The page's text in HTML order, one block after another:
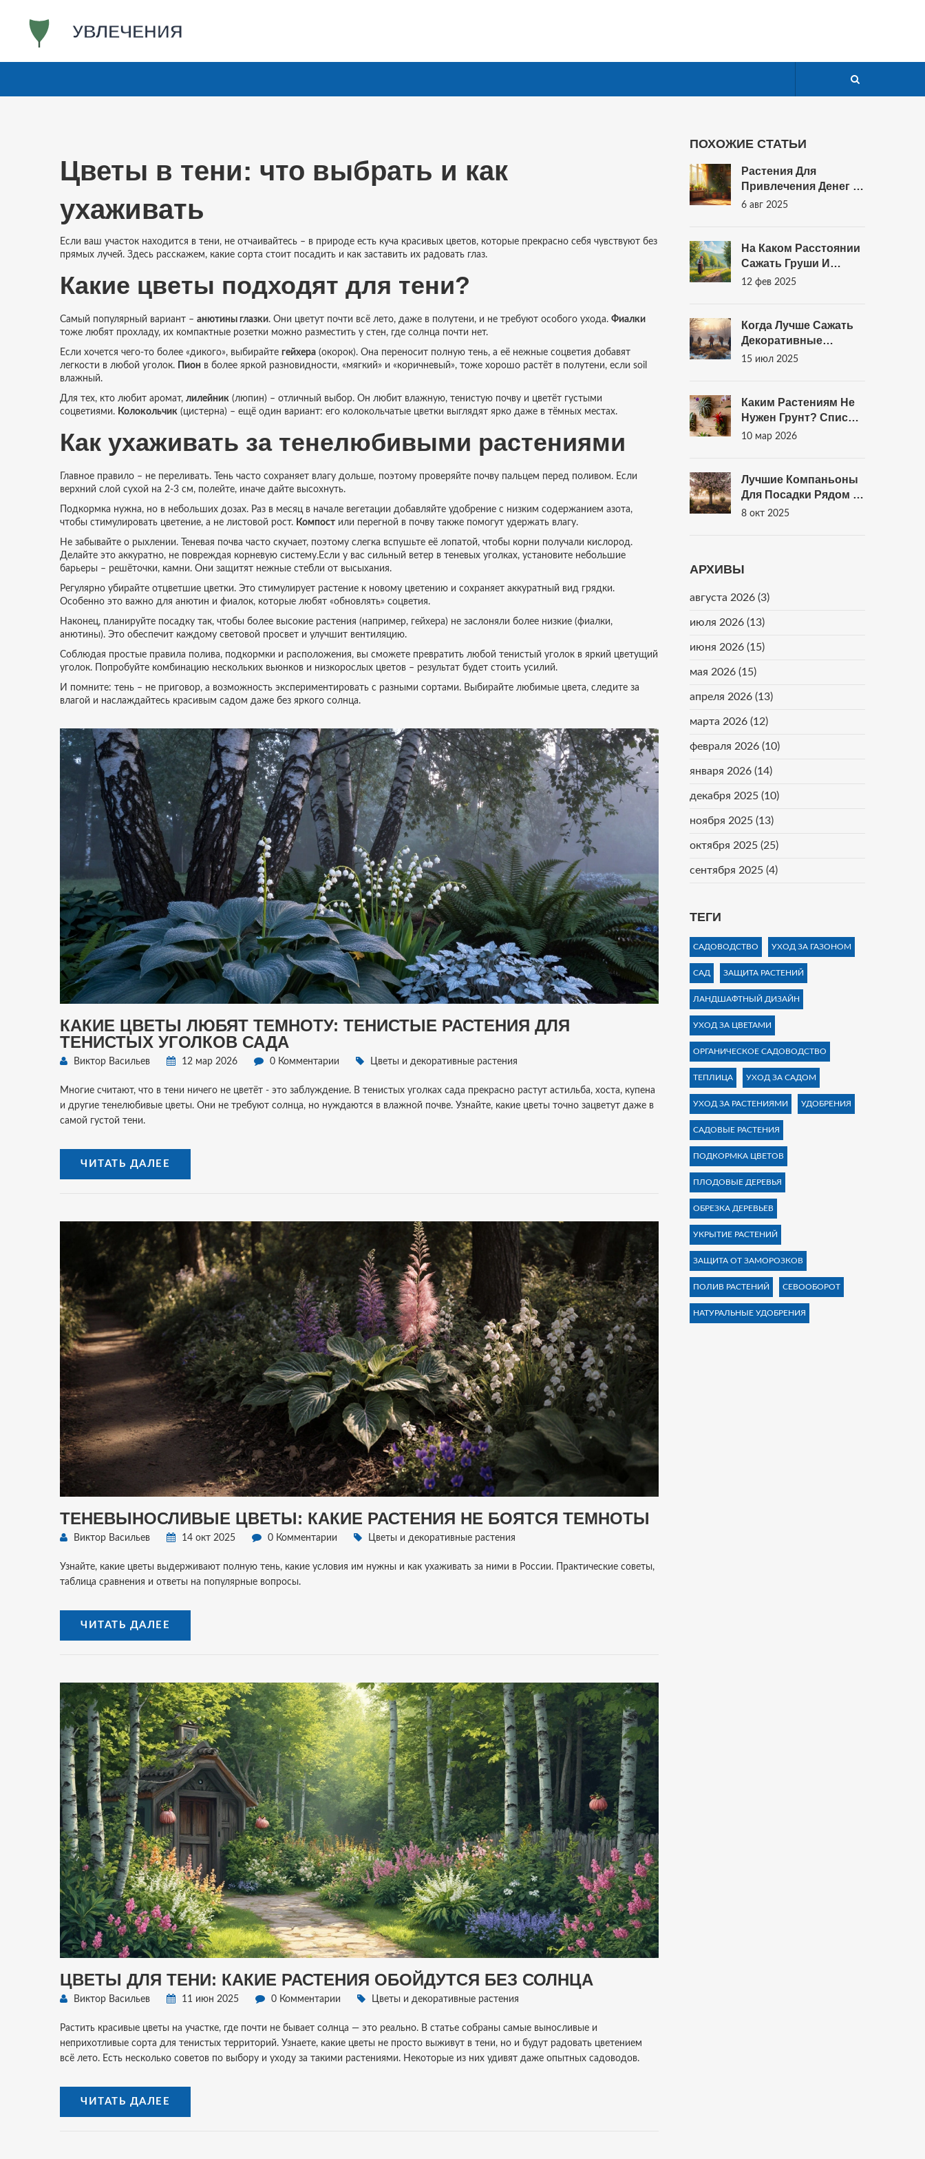
Цветы в тени: что выбрать и как
ухаживать
Если ваш участок находится в тени, не отчаивайтесь – в природе есть куча красивых цветов, которые прекрасно себя чувствуют без
прямых лучей. Здесь расскажем, какие сорта стоит посадить и как заставить их радовать глаз.
Какие цветы подходят для тени?
Самый популярный вариант – анютины глазки. Они цветут почти всё лето, даже в полутени, и не требуют особого ухода. Фиалки
тоже любят прохладу, их компактные розетки можно разместить у стен, где солнца почти нет.
Если хочется чего‑то более «дикого», выбирайте гейхера (окорок). Она переносит полную тень, а её нежные соцветия добавят
легкости в любой уголок.
Пион в более яркой разновидности, «мягкий» и «коричневый», тоже хорошо растёт в полутени, если soil
влажный.
Для тех, кто любит аромат, лилейник (люпин) – отличный выбор. Он любит влажную, тенистую почву и цветёт густыми
соцветиями. Колокольчик (цистерна) – ещё один вариант: его колокольчатые цветки выглядят ярко даже в тёмных местах.
Как ухаживать за тенелюбивыми растениями
Главное правило – не переливать. Тень часто сохраняет влагу дольше, поэтому проверяйте почву пальцем перед поливом. Если
верхний слой сухой на 2‑3 см, полейте, иначе дайте высохнуть.
Подкормка нужна, но в небольших дозах. Раз в месяц в начале вегетации добавляйте удобрение с низким содержанием азота,
чтобы стимулировать цветение, а не листовой рост. Компост или перегной в почву также помогут удержать влагу.
Не забывайте о рыхлении. Теневая почва часто скучает, поэтому слегка вспушьте её лопатой, чтобы корни получали кислород.
Делайте это аккуратно, не повреждая корневую систему.Если у вас сильный ветер в теневых уголках, установите небольшие
барьеры – решёточки, камни. Они защитят нежные стебли от высыхания.
Регулярно убирайте отцветшие цветки. Это стимулирует растение к новому цветению и сохраняет аккуратный вид грядки.
Особенно это важно для анютин и фиалок, которые любят «обновлять» соцветия.
Наконец, планируйте посадку так, чтобы более высокие растения (например, гейхера) не заслоняли более низкие (фиалки,
анютины). Это обеспечит каждому световой просвет и улучшит вентиляцию.
Соблюдая простые правила полива, подкормки и расположения, вы сможете превратить любой тенистый уголок в яркий цветущий
уголок. Попробуйте комбинацию нескольких вьюнков и низкорослых цветов – результат будет стоить усилий.
И помните: тень – не приговор, а возможность экспериментировать с разными сортами. Выбирайте любимые цвета, следите за
влагой и наслаждайтесь красивым садом даже без яркого солнца.
КАКИЕ ЦВЕТЫ ЛЮБЯТ ТЕМНОТУ: ТЕНИСТЫЕ РАСТЕНИЯ ДЛЯ
ТЕНИСТЫХ УГОЛКОВ САДА
Виктор Васильев 12 мар 2026 0 Комментарии Цветы и декоративные растения
Многие считают, что в тени ничего не цветёт - это заблуждение. В тенистых уголках сада прекрасно растут астильба, хоста, купена
и другие тенелюбивые цветы. Они не требуют солнца, но нуждаются в влажной почве. Узнайте, какие цветы точно зацветут даже в
самой густой тени.
ЧИТАТЬ ДАЛЕЕ
ТЕНЕВЫНОСЛИВЫЕ ЦВЕТЫ: КАКИЕ РАСТЕНИЯ НЕ БОЯТСЯ ТЕМНОТЫ
Виктор Васильев 14 окт 2025 0 Комментарии Цветы и декоративные растения
Узнайте, какие цветы выдерживают полную тень, какие условия им нужны и как ухаживать за ними в России. Практические советы,
таблица сравнения и ответы на популярные вопросы.
ЧИТАТЬ ДАЛЕЕ
ЦВЕТЫ ДЛЯ ТЕНИ: КАКИЕ РАСТЕНИЯ ОБОЙДУТCЯ БЕЗ СОЛНЦА
Виктор Васильев 11 июн 2025 0 Комментарии Цветы и декоративные растения
Растить красивые цветы на участке, где почти не бывает солнца — это реально. В статье собраны самые выносливые и
неприхотливые сорта для тенистых территорий. Узнаете, какие цветы не просто выживут в тени, но и будут радовать цветением
всё лето. Есть несколько советов по выбору и уходу за такими растениями. Некоторые из них удивят даже опытных садоводов.
ЧИТАТЬ ДАЛЕЕ
ПОХОЖИЕ СТАТЬИ
Растения Для
Привлечения Денег И
Удачи В Дом: Как
Достаток
6 авг 2025
На Каком Расстоянии
Сажать Груши И
Сливы?
12 фев 2025
Когда Лучше Сажать
Декоративные
Кустарники: Секреты
15 июл 2025
Каким Растениям Не
Нужен Грунт? Список
Декоративных
10 мар 2026
Лучшие Компаньоны
Для Посадки Рядом С
Черешней
8 окт 2025
АРХИВЫ
августа 2026 (3)
июля 2026 (13)
июня 2026 (15)
мая 2026 (15)
апреля 2026 (13)
марта 2026 (12)
февраля 2026 (10)
января 2026 (14)
декабря 2025 (10)
ноября 2025 (13)
октября 2025 (25)
сентября 2025 (4)
ТЕГИ
САДОВОДСТВО УХОД ЗА ГАЗОНОМ
САД ЗАЩИТА РАСТЕНИЙ
ЛАНДШАФТНЫЙ ДИЗАЙН
УХОД ЗА ЦВЕТАМИ
ОРГАНИЧЕСКОЕ САДОВОДСТВО
ТЕПЛИЦА УХОД ЗА САДОМ
УХОД ЗА РАСТЕНИЯМИ УДОБРЕНИЯ
САДОВЫЕ РАСТЕНИЯ
ПОДКОРМКА ЦВЕТОВ
ПЛОДОВЫЕ ДЕРЕВЬЯ
ОБРЕЗКА ДЕРЕВЬЕВ
УКРЫТИЕ РАСТЕНИЙ
ЗАЩИТА ОТ ЗАМОРОЗКОВ
ПОЛИВ РАСТЕНИЙ СЕВООБОРОТ
НАТУРАЛЬНЫЕ УДОБРЕНИЯ